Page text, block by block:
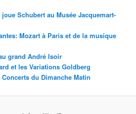
Schubert au Musée Jacquemart-
Mozart à Paris et de la musique
grand André Isoir
et les Variations Goldberg
du Dimanche Matin